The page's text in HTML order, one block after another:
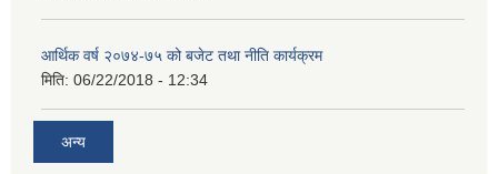
आर्थिक वर्ष २०७४-७५ को बजेट तथा नीति कार्यक्रम
मिति: 06/22/2018 - 12:34
अन्य